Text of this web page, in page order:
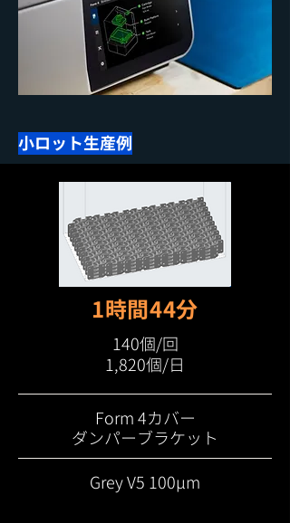
小ロット生産例
1時間44分
140個/回
1,820個/日
Form 4カバー
ダンパーブラケット
Grey V5 100μm